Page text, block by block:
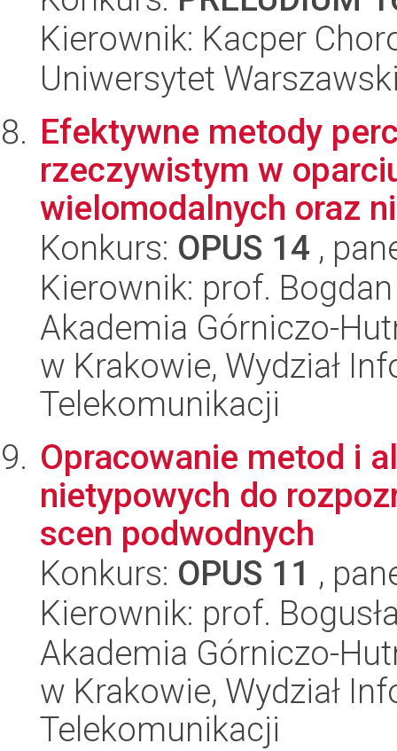
Kierownik: Kacper
Uniwersytet
Efektywne metody
rzeczywistym w
wielomodalnych oraz
Konkurs: OPUS 14 ,
Kierownik: prof.
Akademia Górniczo-
w Krakowie, Wydział
Telekomunikacji
Opracowanie metod i
nietypowych do
scen podwodnych
Konkurs: OPUS 11 ,
Kierownik: prof.
Akademia Górniczo-
w Krakowie, Wydział
Telekomunikacji